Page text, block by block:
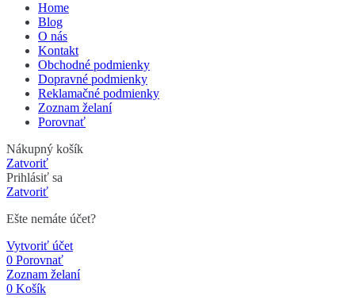
Home
Blog
O nás
Kontakt
Obchodné podmienky
Dopravné podmienky
Reklamačné podmienky
Zoznam želaní
Porovnať
Nákupný košík
Zatvoriť
Prihlásiť sa
Zatvoriť
Ešte nemáte účet?
Vytvoriť účet
0 Porovnať
Zoznam želaní
0 Košík